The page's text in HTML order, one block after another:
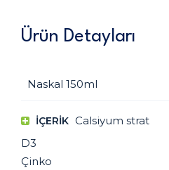
Ürün Detayları
Naskal 150ml
IÇERIK Calsiyum strat
D3
Çinko